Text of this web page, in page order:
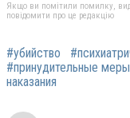
Якщо ви помітили помилку,
повідомити про це редакцію
#убийство
#принудительные
наказания